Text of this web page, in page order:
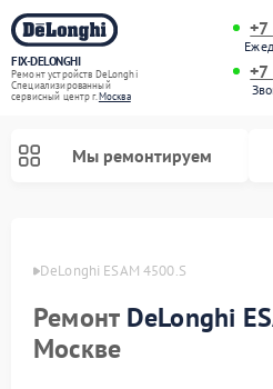
FIX-DELONGHI
Ремонт устройств DeLonghi
Специализированный
cервисный центр г.Москва
Мы ремонтируем
DeLonghi ESAM 4500.S
Ремонт DeLonghi
Москве